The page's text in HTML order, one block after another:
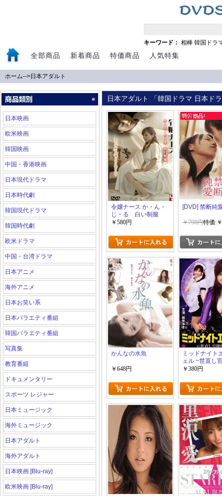
キーワード： 相棒 韓国ドラ
全部商品 新着商品 特価商品 人気特集
ホーム-->日本アダルト
日本映画
欧米映画
韓国映画
中国・香港映画
日本現代ドラマ
日本時代劇
韓国現代ドラマ
韓国時代劇
欧米ドラマ
中国・台湾ドラマ
日本アニメ
海外アニメ
日本お笑い系
日本バラエティ番組
韓国バラエティ番組
写真集
教育番組
ドキュメンタリー
スポーツ レジャー
日本ミュージック
海外ミュージック
日本アダルト
海外アダルト
日本映画 [Blu-ray]
欧米映画 [Blu-ray]
日本アダルト 「韓国ドラマ 日本ド
令嬢ナース か・ん・
じ・る 白い制服
￥580円
[DVD] 禁断純
￥798円特価:
かんなの水魚
￥648円
ミッドナイト
ェル ~世直し
~
￥380円